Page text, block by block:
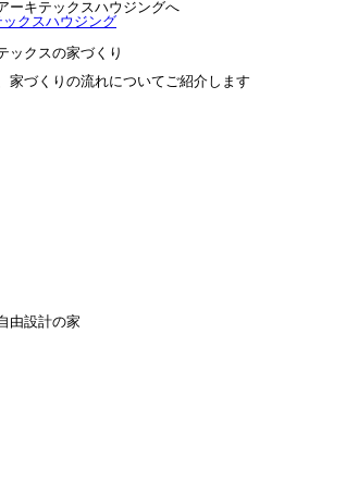
ーキテックスハウジングへ
ックスの家づくり
家づくりの流れについてご紹介します
由設計の家